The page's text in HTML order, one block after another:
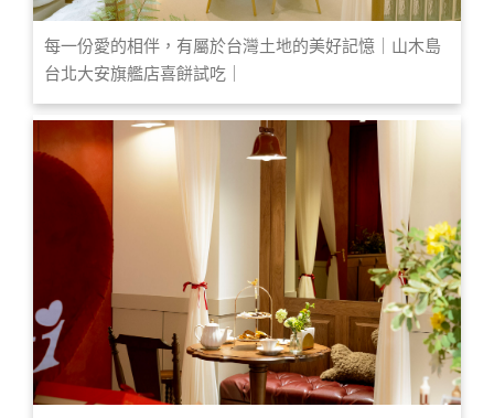
每一份愛的相伴，有屬於台灣土地的美好記憶｜山木島
台北大安旗艦店喜餅試吃｜